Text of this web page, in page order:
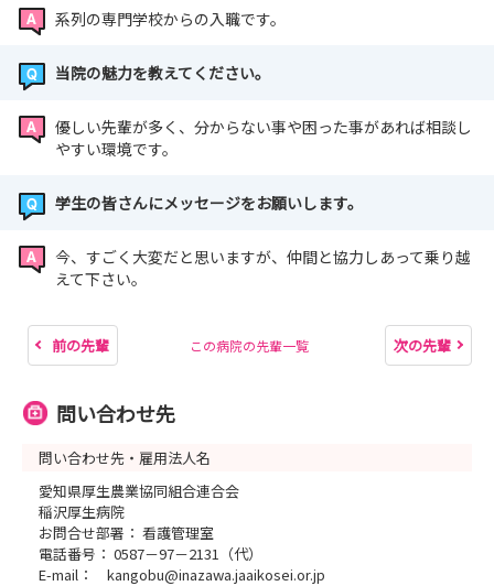
系列の専門学校からの入職です。
当院の魅力を教えてください。
優しい先輩が多く、分からない事や困った事があれば相談し
やすい環境です。
学生の皆さんにメッセージをお願いします。
今、すごく大変だと思いますが、仲間と協力しあって乗り越
えて下さい。
前の先輩 この病院の先輩一覧 次の先輩
問い合わせ先
問い合わせ先・雇用法人名
愛知県厚生農業協同組合連合会
稲沢厚生病院
お問合せ部署： 看護管理室
電話番号： 0587－97－2131（代）
E-mail： kangobu@inazawa.jaaikosei.or.jp